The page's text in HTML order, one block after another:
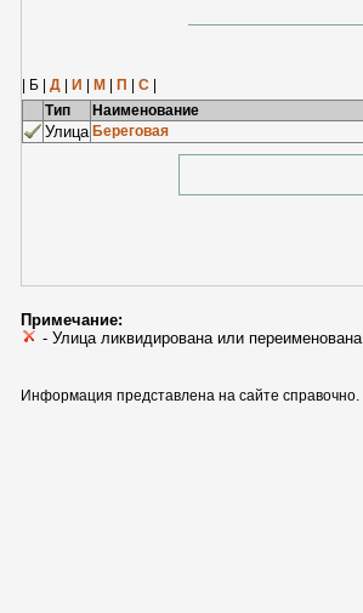
| Б | Д И М П С
Тип
Наименование
Улица Береговая
Примечание:
- Улица ликвидирована или переименована
Информация представлена на сайте справочно.